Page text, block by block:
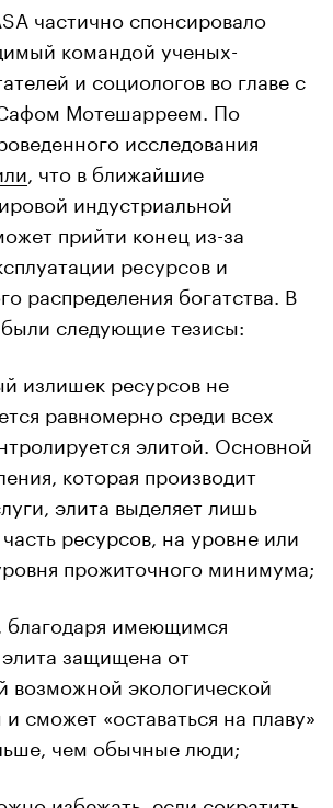
частично спонсировало
командой ученых-
и социологов во главе с
Мотешарреем. По
исследования
, что в ближайшие
индустриальной
прийти конец из-за
ресурсов и
распределения богатства. В
следующие тезисы:
излишек ресурсов не
равномерно среди всех
элитой. Основной
которая производит
элита выделяет лишь
ресурсов, на уровне или
прожиточного минимума;
благодаря имеющимся
защищена от
возможной экологической
сможет «оставаться на плаву»
чем обычные люди;